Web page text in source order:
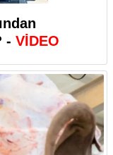
- VİDEO